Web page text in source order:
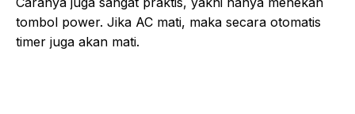
tombol power. Jika AC mati, maka secara otomatis
timer juga akan mati.